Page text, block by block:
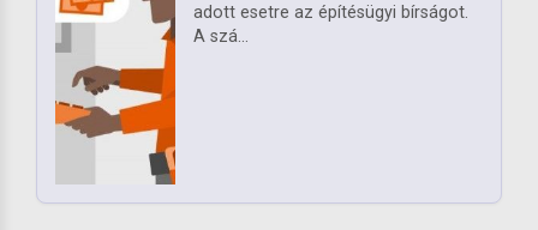
adott esetre az építésügyi bírságot.
A szá...